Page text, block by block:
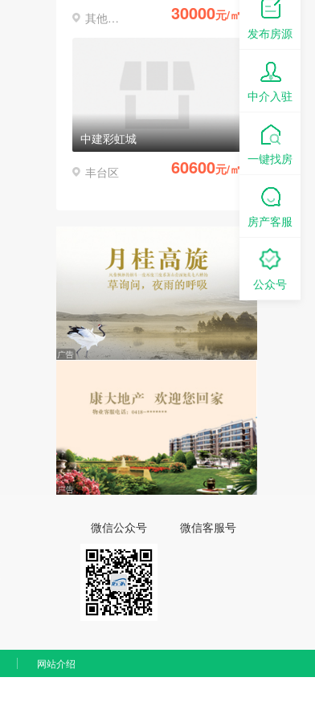
其他区县 30000元/㎡
中建彩虹城
丰台区 60600元/㎡
微信公众号 微信客服号
网站介绍
发布房源
中介入驻
一键找房
房产客服
公众号